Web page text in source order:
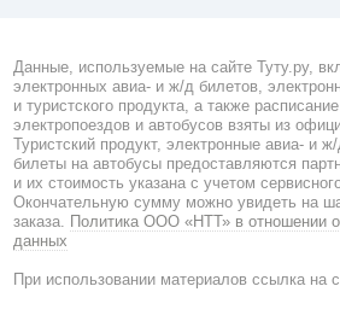
Данные, используемые на сайте Туту.ру,
электронных авиа- и ж/д билетов,
и туристского продукта, а также
электропоездов и автобусов взяты из
Туристский продукт, электронные авиа- и
билеты на автобусы предоставляются
и их стоимость указана с учетом
Окончательную сумму можно увидеть на
заказа. Политика ООО «НТТ» в отношении
данных
При использовании материалов ссылка на